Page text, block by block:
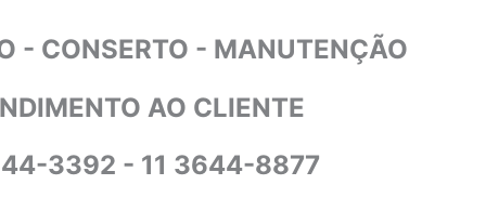
- CONSERTO - MANUTENÇÃO
AO CLIENTE
3392 - 11 3644-8877